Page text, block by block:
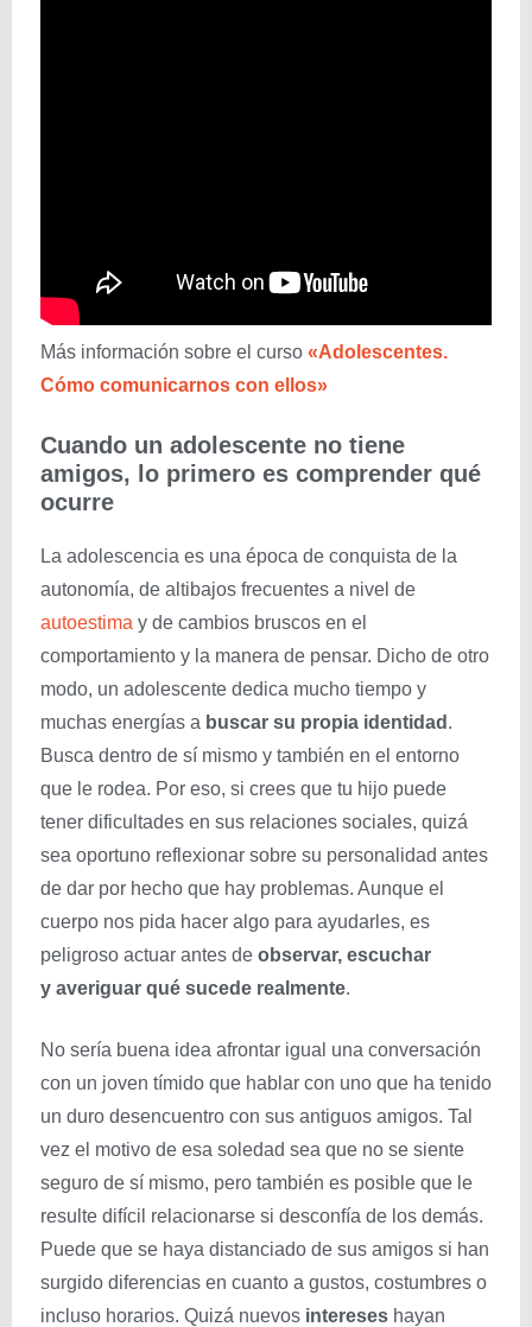
Más información sobre el curso «Adolescentes.
Cómo comunicarnos con ellos»
Cuando un adolescente no tiene
amigos, lo primero es comprender qué
ocurre
La adolescencia es una época de conquista de la
autonomía, de altibajos frecuentes a nivel de
autoestima y de cambios bruscos en el
comportamiento y la manera de pensar. Dicho de otro
modo, un adolescente dedica mucho tiempo y
muchas energías a buscar su propia identidad .
Busca dentro de sí mismo y también en el entorno
que le rodea. Por eso, si crees que tu hijo puede
tener dificultades en sus relaciones sociales, quizá
sea oportuno reflexionar sobre su personalidad antes
de dar por hecho que hay problemas. Aunque el
cuerpo nos pida hacer algo para ayudarles, es
peligroso actuar antes de observar, escuchar
y averiguar qué sucede realmente.
No sería buena idea afrontar igual una conversación
con un joven tímido que hablar con uno que ha tenido
un duro desencuentro con sus antiguos amigos. Tal
vez el motivo de esa soledad sea que no se siente
seguro de sí mismo, pero también es posible que le
resulte difícil relacionarse si desconfía de los demás.
Puede que se haya distanciado de sus amigos si han
surgido diferencias en cuanto a gustos, costumbres o
incluso horarios. Quizá nuevos intereses hayan